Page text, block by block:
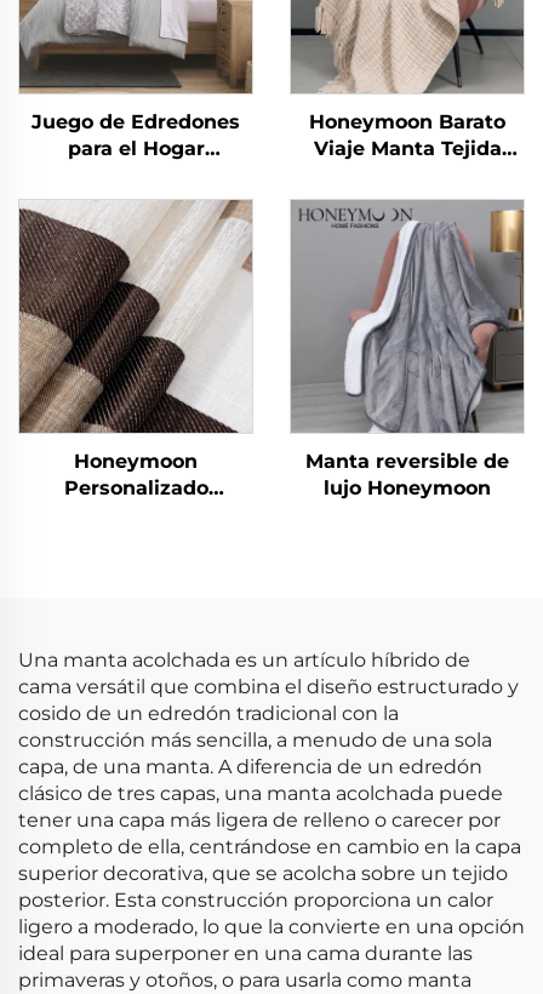
Juego de Edredones
para el Hogar
CozyLux Edredón de
Sarga Rizada
Honeymoon Barato
Viaje Manta Tejida
Mantas
Honeymoon
Personalizado
Manta reversible de
lujo Honeymoon
Una manta acolchada es un artículo híbrido de
cama versátil que combina el diseño estructurado y
cosido de un edredón tradicional con la
construcción más sencilla, a menudo de una sola
capa, de una manta. A diferencia de un edredón
clásico de tres capas, una manta acolchada puede
tener una capa más ligera de relleno o carecer por
completo de ella, centrándose en cambio en la capa
superior decorativa, que se acolcha sobre un tejido
posterior. Esta construcción proporciona un calor
ligero a moderado, lo que la convierte en una opción
ideal para superponer en una cama durante las
primaveras y otoños, o para usarla como manta